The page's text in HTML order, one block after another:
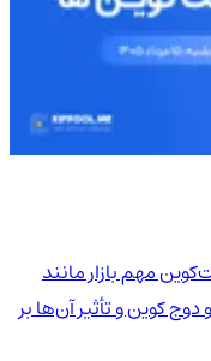
مهم بازار مانند
کوین و تأثیر آن‌ها بر